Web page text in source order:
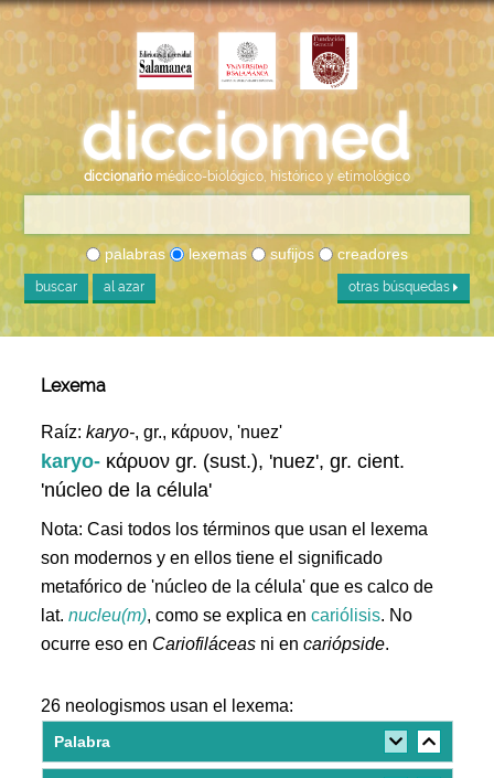
diccionario médico-biológico, histórico y etimológico
palabras lexemas sufijos creadores
buscar al azar otras búsquedas
Lexema
Raíz:karyo-, gr., κάρυον, 'nuez'
karyo- κάρυον gr. (sust.), 'nuez', gr. cient.
'núcleo de la célula'
Nota: Casi todos los términos que usan el lexema
son modernos y en ellos tiene el significado
metafórico de 'núcleo de la célula' que es calco de
lat.nucleu(m), como se explica encariólisis. No
ocurre eso en Cariofiláceas ni encariópside.
26 neologismos usan el lexema:
Palabra